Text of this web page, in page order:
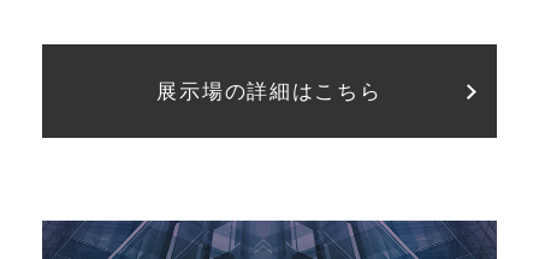
展示場の詳細はこちら